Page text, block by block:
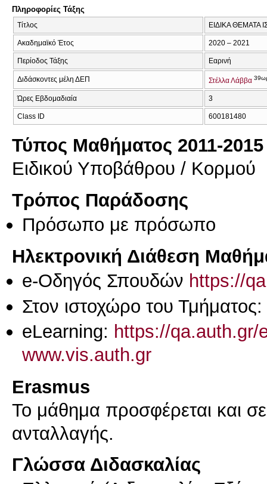
Πληροφορίες Τάξης
Τίτλος ΕΙΔΙΚΑ ΘΕΜΑΤΑ
Ακαδημαϊκό Έτος 2020 – 2021
Περίοδος Τάξης Εαρινή
Διδάσκοντες μέλη ΔΕΠ Στέλλα Λάββα
Ώρες Εβδομαδιαία 3
Class ID 600181480
Τύπος Μαθήματος 2011-2015
Ειδικού Υποβάθρου / Κορμού
Τρόπος Παράδοσης
Πρόσωπο με πρόσωπο
Ηλεκτρονική Διάθεση
e-Οδηγός Σπουδών https://
Στον ιστοχώρο του Τμήματος:
eLearning: https://qa.auth.gr/
www.vis.auth.gr
Erasmus
Το μάθημα προσφέρεται και
ανταλλαγής.
Γλώσσα Διδασκαλίας